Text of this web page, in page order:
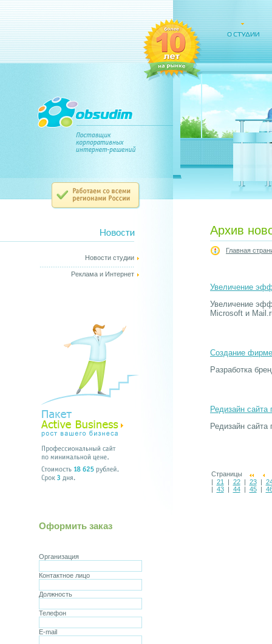
Новости студии
Реклама и Интернет
Оформить заказ
Организация
Контактное лицо
Должность
Телефон
E-mail
Архив
Главная
Увеличение
Увеличение
Microsoft и
Создание
Разработка
Редизайн сайта
Редизайн сайта
Страницы
| 21 | 22| 23|
| 43| 44| 45|